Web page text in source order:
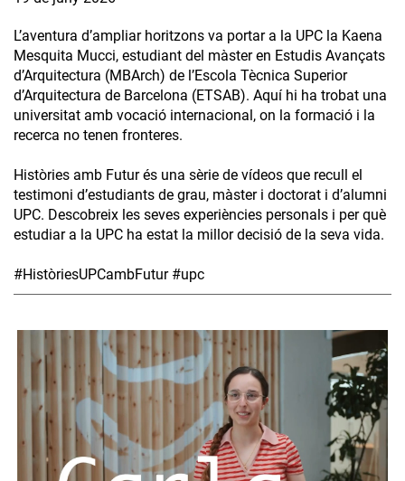
L’aventura d’ampliar horitzons va portar a la UPC la Kaena
Mesquita Mucci, estudiant del màster en Estudis Avançats
d’Arquitectura (MBArch) de l’Escola Tècnica Superior
d’Arquitectura de Barcelona (ETSAB). Aquí hi ha trobat una
universitat amb vocació internacional, on la formació i la
recerca no tenen fronteres.
Històries amb Futur és una sèrie de vídeos que recull el
testimoni d’estudiants de grau, màster i doctorat i d’alumni
UPC. Descobreix les seves experiències personals i per què
estudiar a la UPC ha estat la millor decisió de la seva vida.
#HistòriesUPCambFutur #upc